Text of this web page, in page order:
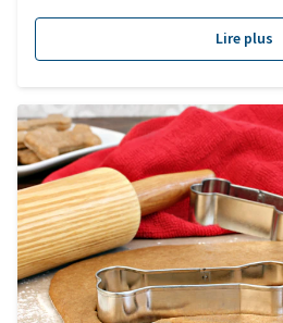
jolis noms de chiens aux noms de
chiens populaires. Dans ce blog, nous
Lire plus